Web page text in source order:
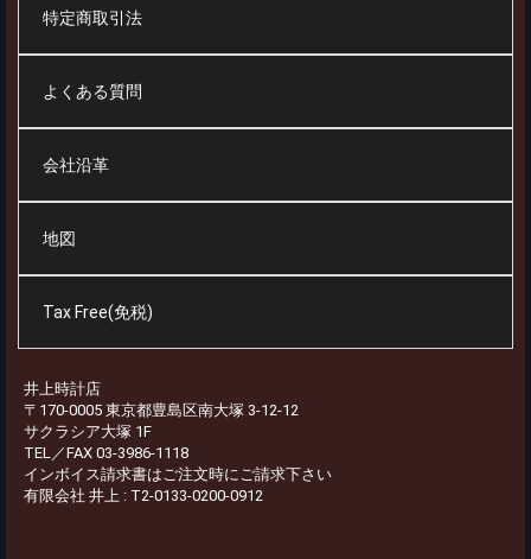
特定商取引法
よくある質問
会社沿革
地図
Tax Free(免税)
井上時計店
〒170-0005 東京都豊島区南大塚 3-12-12
サクラシア大塚 1F
TEL／FAX 03-3986-1118
インボイス請求書はご注文時にご請求下さい
有限会社 井上 : T2-0133-0200-0912